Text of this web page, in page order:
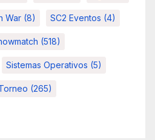
War (8) SC2 Eventos (4)
(518)
Sistemas Operativos (5)
(265)